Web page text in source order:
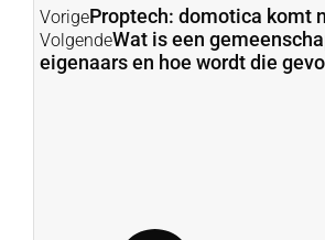
VorigeProptech: domotica komt
VolgendeWat is een
eigenaars en hoe wordt die